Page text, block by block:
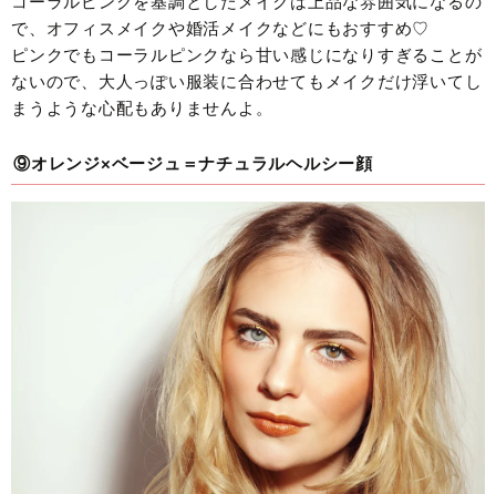
で、オフィスメイクや婚活メイクなどにもおすすめ♡
ピンクでもコーラルピンクなら甘い感じになりすぎることが
ないので、大人っぽい服装に合わせてもメイクだけ浮いてし
まうような心配もありませんよ。
⑨オレンジ×ベージュ＝ナチュラルヘルシー顔